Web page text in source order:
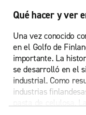
Qué hacer y ver
Una vez conocido
en el Golfo de
importante. La
se desarrolló en el
industrial. Como
industrias
pasta de celulosa.